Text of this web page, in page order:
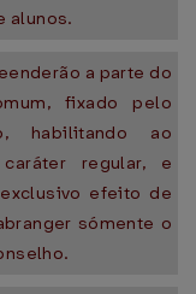
alunos.
a parte do
fixado pelo
habilitando ao
regular, e
efeito de
sómente o